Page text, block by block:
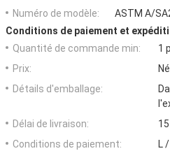
Numéro de modèle:
ASTM A/
Conditions de paiement et
Quantité de commande min:
1
Prix:
Détails d'emballage:
Délai de livraison:
Conditions de paiement:
L